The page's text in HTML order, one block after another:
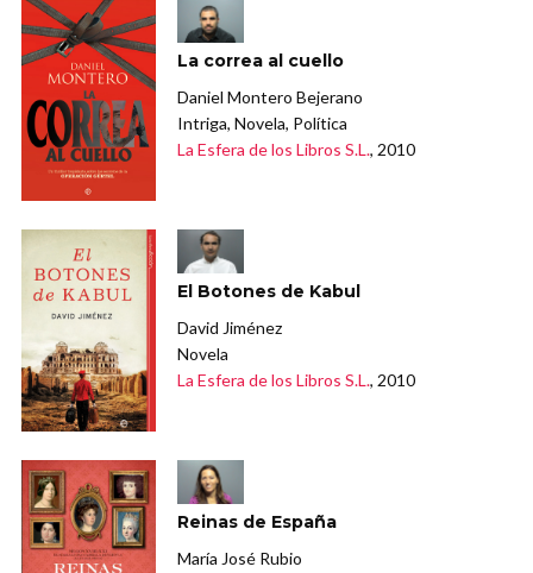
La correa al cuello
Daniel Montero Bejerano
Intriga, Novela, Política
La Esfera de los Libros S.L., 2010
El Botones de Kabul
David Jiménez
Novela
La Esfera de los Libros S.L., 2010
Reinas de España
María José Rubio